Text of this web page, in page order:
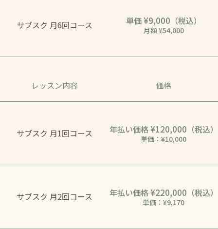
サブスク 月6回コース 単価¥9,000 （税込）
月額 ¥54,000
レッスン内容 価格
サブスク 月1回コース 年払い価格¥120,000 （税込）
単価：¥10,000
サブスク 月2回コース 年払い価格¥220,000 （税込）
単価：¥9,170